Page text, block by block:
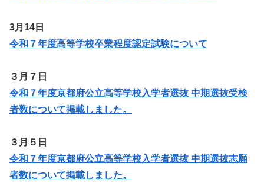
3月14日
令和７年度高等学校卒業程度認定試験について
３月７日
令和７年度京都府公立高等学校入学者選抜 中期選抜受検
者数について掲載しました。
３月５日
令和７年度京都府公立高等学校入学者選抜 中期選抜志願
者数について掲載しました。